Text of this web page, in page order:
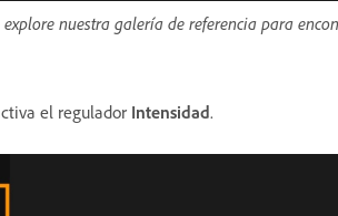
nuestra galería de referencia para
el regulador Intensidad.